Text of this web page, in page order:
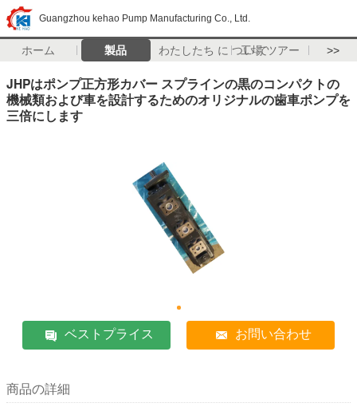
Guangzhou kehao Pump Manufacturing Co., Ltd.
ホーム 製品 わたしたち に つい て工場 ツアー >>
JHPはポンプ正方形カバー スプラインの黒のコンパクトの
機械類および車を設計するためのオリジナルの歯車ポンプを
三倍にします
ベストプライス お問い合わせ
商品の詳細